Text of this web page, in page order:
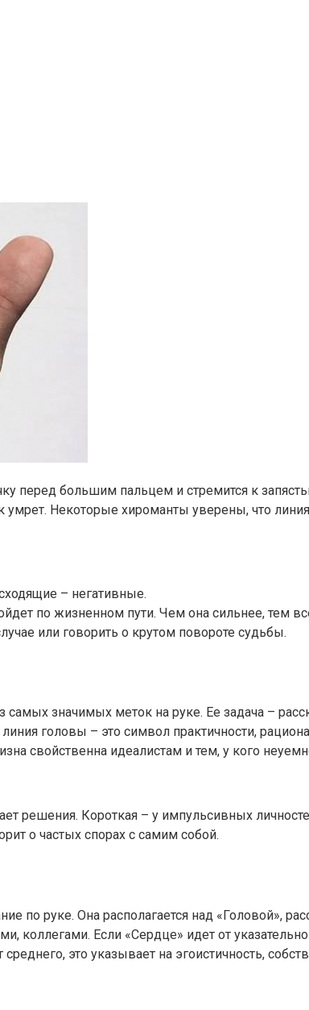
перед большим пальцем и стремится к
умрет. Некоторые хироманты уверены, что
– негативные.
по жизненном пути. Чем она сильнее, тем
или говорить о крутом повороте судьбы.
значимых меток на руке. Ее задача –
головы – это символ практичности,
свойственна идеалистам и тем, у кого
решения. Короткая – у импульсивных
о частых спорах с самим собой.
по руке. Она располагается над «Головой»,
коллегами. Если «Сердце» идет от
это указывает на эгоистичность,